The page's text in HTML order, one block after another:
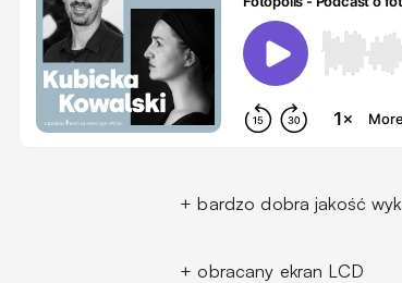
+ bardzo dobra jakość
+ obracany ekran LCD